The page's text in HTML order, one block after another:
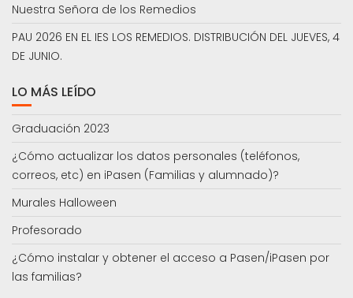
Nuestra Señora de los Remedios
PAU 2026 EN EL IES LOS REMEDIOS. DISTRIBUCIÓN DEL JUEVES, 4
DE JUNIO.
LO MÁS LEÍDO
Graduación 2023
¿Cómo actualizar los datos personales (teléfonos,
correos, etc) en iPasen (Familias y alumnado)?
Murales Halloween
Profesorado
¿Cómo instalar y obtener el acceso a Pasen/iPasen por
las familias?